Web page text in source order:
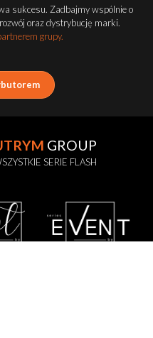
sukcesu. Zadbajmy wspólnie o
oraz dystrybucję marki.
grupy.
GROUP
SERIE FLASH